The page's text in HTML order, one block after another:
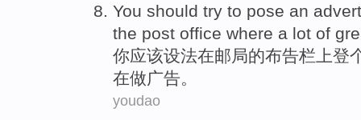
You should try to pose an
the post office where a lot of
你应该设法在邮局的布告栏 上登
在做广告。
youdao